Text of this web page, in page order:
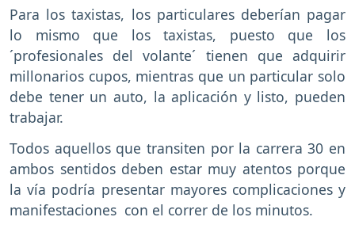
Para los taxistas, los particulares deberían pagar
lo mismo que los taxistas, puesto que los
´profesionales del volante´ tienen que adquirir
millonarios cupos, mientras que un particular solo
debe tener un auto, la aplicación y listo, pueden
trabajar.
Todos aquellos que transiten por la carrera 30 en
ambos sentidos deben estar muy atentos porque
la vía podría presentar mayores complicaciones y
manifestaciones con el correr de los minutos.